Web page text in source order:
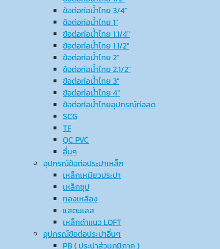
ข้อต่อท่อน้ำไทย 3/4″
ข้อต่อท่อน้ำไทย 1″
ข้อต่อท่อน้ำไทย 1.1/4″
ข้อต่อท่อน้ำไทย 1.1/2″
ข้อต่อท่อน้ำไทย 2″
ข้อต่อท่อน้ำไทย 2.1/2″
ข้อต่อท่อน้ำไทย 3″
ข้อต่อท่อน้ำไทย 4″
ข้อต่อท่อน้ำไทยอุปกรณ์ท่อลด
SCG
TF
QC PVC
อื่นๆ
อุปกรณ์ข้อต่อประปาเหล็ก
เหล็กเหนียวประปา
เหล็กชุป
ทองเหลือง
แสตนเลส
เหล็กดำแนว LOFT
อุปกรณ์ข้อต่อประปาอื่นๆ
PB ( ประปาส่วนภูมิภาค )